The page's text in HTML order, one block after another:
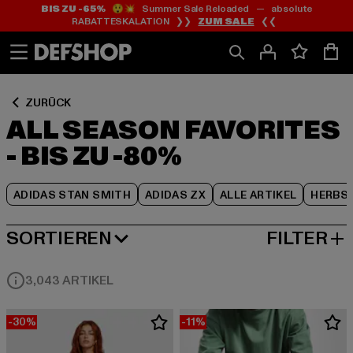
Zum
Inhalt
springen
Zum
Fußzeile
springen
BIS ZU -65%😲💥 Summer Sale Reloaded — absolute
RABATTESKALATION ❯❯ ZUM SALE ❮❮
ZURÜCK
ALL SEASON FAVORITES
- BIS ZU -80%
ADIDAS STAN SMITH ADIDAS ZX ALLE ARTIKEL
Zum
Produktraster
springen
SORTIEREN
BELIEBTESTE FILTER
3,043 ARTIKEL
-30% -11%